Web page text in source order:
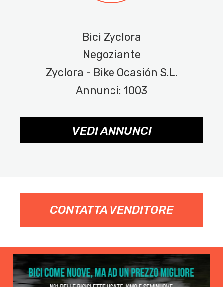
Bici Zyclora
Negoziante
Zyclora - Bike Ocasión S.L.
Annunci: 1003
VEDI ANNUNCI
CONTATTA VENDITORE